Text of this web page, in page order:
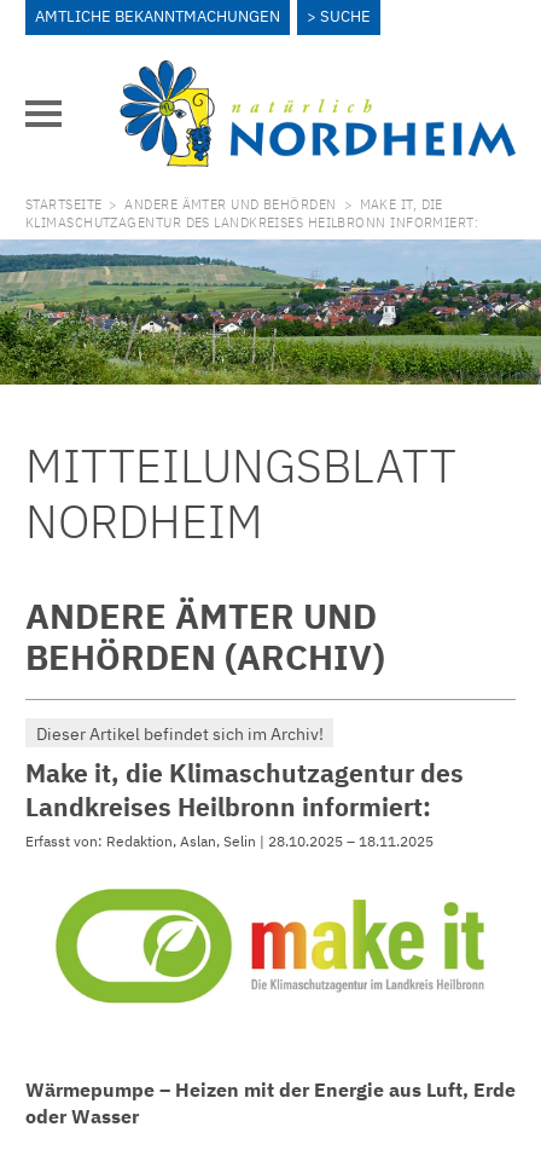
AMTLICHE BEKANNTMACHUNGEN SUCHE
STARTSEITE > ANDERE ÄMTER UND BEHÖRDEN > MAKE IT, DIE
KLIMASCHUTZAGENTUR DES LANDKREISES HEILBRONN INFORMIERT:
MITTEILUNGSBLATT
NORDHEIM
ANDERE ÄMTER UND
BEHÖRDEN (ARCHIV)
Dieser Artikel befindet sich im Archiv!
Make it, die Klimaschutzagentur des
Landkreises Heilbronn informiert:
Erfasst von: Redaktion, Aslan, Selin | 28.10.2025 – 18.11.2025
Wärmepumpe – Heizen mit der Energie aus Luft, Erde
oder Wasser